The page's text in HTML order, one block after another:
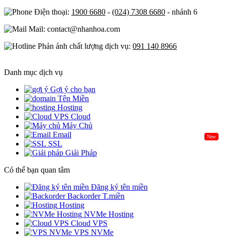
Điện thoại: 1900 6680 - (024) 7308 6680 - nhánh 6
Mail: contact@nhanhoa.com
Phản ánh chất lượng dịch vụ: 091 140 8966
Danh mục dịch vụ
Gợi ý cho bạn
Tên Miền
Hosting
Cloud
Máy Chủ
New
Email
SSL
Giải Pháp
Có thể bạn quan tâm
Đăng ký tên miền
Backorder T.miền
Hosting
NVMe Hosting
Cloud VPS
VPS NVMe